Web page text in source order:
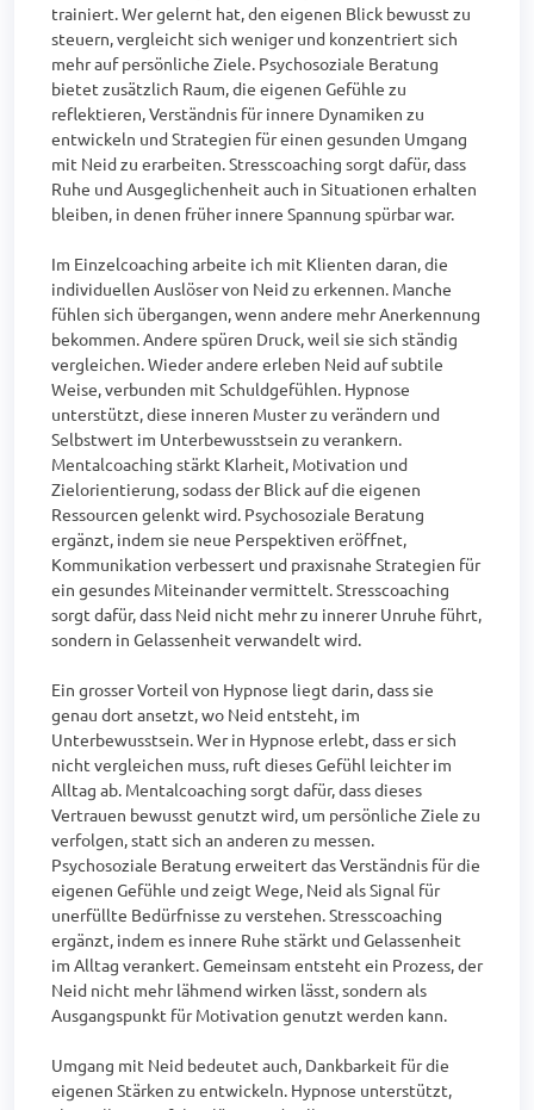
trainiert. Wer gelernt hat, den eigenen Blick bewusst zu
steuern, vergleicht sich weniger und konzentriert sich
mehr auf persönliche Ziele. Psychosoziale Beratung
bietet zusätzlich Raum, die eigenen Gefühle zu
reflektieren, Verständnis für innere Dynamiken zu
entwickeln und Strategien für einen gesunden Umgang
mit Neid zu erarbeiten. Stresscoaching sorgt dafür, dass
Ruhe und Ausgeglichenheit auch in Situationen erhalten
bleiben, in denen früher innere Spannung spürbar war.
Im Einzelcoaching arbeite ich mit Klienten daran, die
individuellen Auslöser von Neid zu erkennen. Manche
fühlen sich übergangen, wenn andere mehr Anerkennung
bekommen. Andere spüren Druck, weil sie sich ständig
vergleichen. Wieder andere erleben Neid auf subtile
Weise, verbunden mit Schuldgefühlen. Hypnose
unterstützt, diese inneren Muster zu verändern und
Selbstwert im Unterbewusstsein zu verankern.
Mentalcoaching stärkt Klarheit, Motivation und
Zielorientierung, sodass der Blick auf die eigenen
Ressourcen gelenkt wird. Psychosoziale Beratung
ergänzt, indem sie neue Perspektiven eröffnet,
Kommunikation verbessert und praxisnahe Strategien für
ein gesundes Miteinander vermittelt. Stresscoaching
sorgt dafür, dass Neid nicht mehr zu innerer Unruhe führt,
sondern in Gelassenheit verwandelt wird.
Ein grosser Vorteil von Hypnose liegt darin, dass sie
genau dort ansetzt, wo Neid entsteht, im
Unterbewusstsein. Wer in Hypnose erlebt, dass er sich
nicht vergleichen muss, ruft dieses Gefühl leichter im
Alltag ab. Mentalcoaching sorgt dafür, dass dieses
Vertrauen bewusst genutzt wird, um persönliche Ziele zu
verfolgen, statt sich an anderen zu messen.
Psychosoziale Beratung erweitert das Verständnis für die
eigenen Gefühle und zeigt Wege, Neid als Signal für
unerfüllte Bedürfnisse zu verstehen. Stresscoaching
ergänzt, indem es innere Ruhe stärkt und Gelassenheit
im Alltag verankert. Gemeinsam entsteht ein Prozess, der
Neid nicht mehr lähmend wirken lässt, sondern als
Ausgangspunkt für Motivation genutzt werden kann.
Umgang mit Neid bedeutet auch, Dankbarkeit für die
eigenen Stärken zu entwickeln. Hypnose unterstützt,